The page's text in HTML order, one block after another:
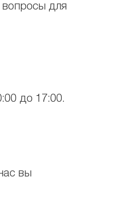
для
до 17:00.
вы